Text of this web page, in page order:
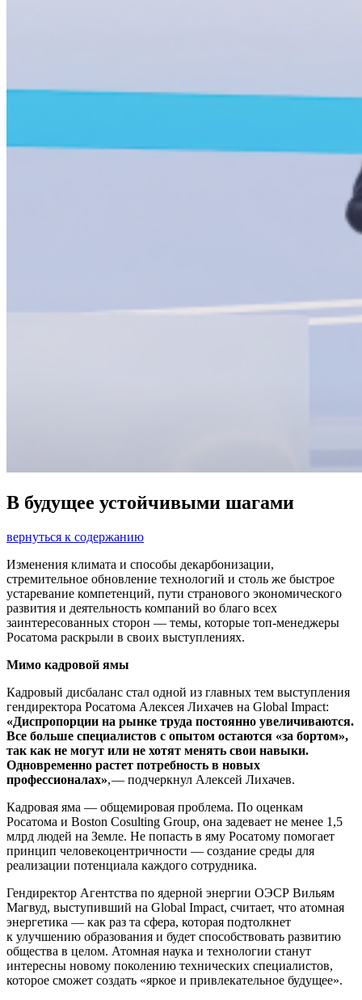
В будущее устойчивыми шагами
вернуться к содержанию
Изменения климата и способы декарбонизации,
стремительное обновление технологий и столь же быстрое
устаревание компетенций, пути странового экономического
развития и деятельность компаний во благо всех
заинтересованных сторон — ​темы, которые топ-менеджеры
Росатома раскрыли в своих выступлениях.
Мимо кадровой ямы
Кадровый дисбаланс стал одной из главных тем выступления
гендиректора Росатома Алексея Лихачев на Global Impact:
«Диспропорции на рынке труда постоянно увеличиваются.
Все больше специалистов с опытом остаются «за бортом»,
так как не могут или не хотят менять свои навыки.
Одновременно растет потребность в новых
профессионалах», — ​подчеркнул Алексей Лихачев.
Кадровая яма — ​общемировая проблема. По оценкам
Росатома и Boston Cosulting Group, она задевает не менее 1,5
млрд людей на Земле. Не попасть в яму Росатому помогает
принцип человекоцентричности — ​создание среды для
реализации потенциала каждого сотрудника.
Гендиректор Агентства по ядерной энергии ОЭСР Вильям
Магвуд, выступивший на Global Impact, считает, что атомная
энергетика — ​как раз та сфера, которая подтолкнет
к улучшению образования и будет способствовать развитию
общества в целом. Атомная наука и технологии станут
интересны новому поколению технических специалистов,
которое сможет создать «яркое и привлекательное будущее».